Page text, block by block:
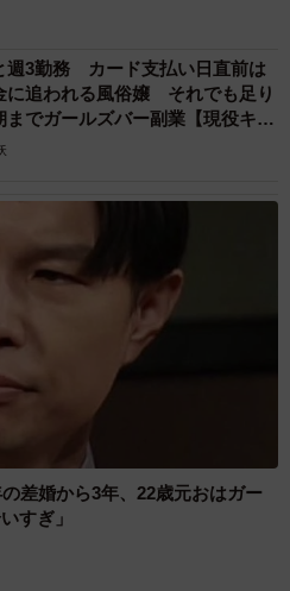
週3勤務 カード支払い日直前は
追われる風俗嬢 それでも足り
までガールズバー副業【現役キャ
差婚から3年、22歳元おはガー
すぎ」